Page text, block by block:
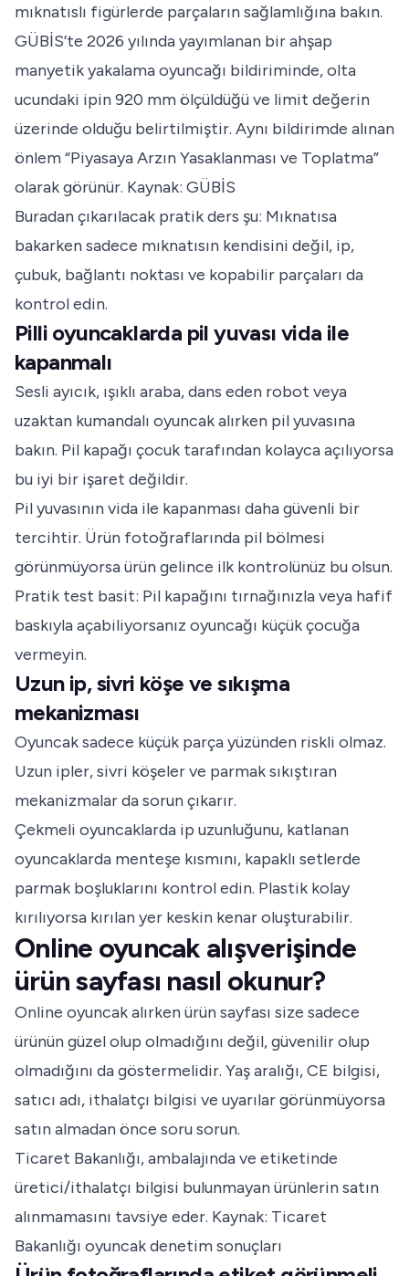
mıknatıslı figürlerde parçaların sağlamlığına bakın.
GÜBİS’te 2026 yılında yayımlanan bir ahşap
manyetik yakalama oyuncağı bildiriminde, olta
ucundaki ipin 920 mm ölçüldüğü ve limit değerin
üzerinde olduğu belirtilmiştir. Aynı bildirimde alınan
önlem “Piyasaya Arzın Yasaklanması ve Toplatma”
olarak görünür. Kaynak: GÜBİS
Buradan çıkarılacak pratik ders şu: Mıknatısa
bakarken sadece mıknatısın kendisini değil, ip,
çubuk, bağlantı noktası ve kopabilir parçaları da
kontrol edin.
Pilli oyuncaklarda pil yuvası vida ile
kapanmalı
Sesli ayıcık, ışıklı araba, dans eden robot veya
uzaktan kumandalı oyuncak alırken pil yuvasına
bakın. Pil kapağı çocuk tarafından kolayca açılıyorsa
bu iyi bir işaret değildir.
Pil yuvasının vida ile kapanması daha güvenli bir
tercihtir. Ürün fotoğraflarında pil bölmesi
görünmüyorsa ürün gelince ilk kontrolünüz bu olsun.
Pratik test basit: Pil kapağını tırnağınızla veya hafif
baskıyla açabiliyorsanız oyuncağı küçük çocuğa
vermeyin.
Uzun ip, sivri köşe ve sıkışma
mekanizması
Oyuncak sadece küçük parça yüzünden riskli olmaz.
Uzun ipler, sivri köşeler ve parmak sıkıştıran
mekanizmalar da sorun çıkarır.
Çekmeli oyuncaklarda ip uzunluğunu, katlanan
oyuncaklarda menteşe kısmını, kapaklı setlerde
parmak boşluklarını kontrol edin. Plastik kolay
kırılıyorsa kırılan yer keskin kenar oluşturabilir.
Online oyuncak alışverişinde
ürün sayfası nasıl okunur?
Online oyuncak alırken ürün sayfası size sadece
ürünün güzel olup olmadığını değil, güvenilir olup
olmadığını da göstermelidir. Yaş aralığı, CE bilgisi,
satıcı adı, ithalatçı bilgisi ve uyarılar görünmüyorsa
satın almadan önce soru sorun.
Ticaret Bakanlığı, ambalajında ve etiketinde
üretici/ithalatçı bilgisi bulunmayan ürünlerin satın
alınmamasını tavsiye eder. Kaynak: Ticaret
Bakanlığı oyuncak denetim sonuçları